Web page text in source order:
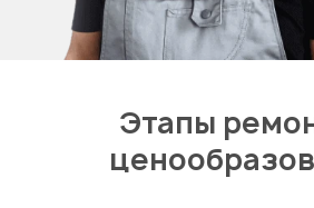
Этапы